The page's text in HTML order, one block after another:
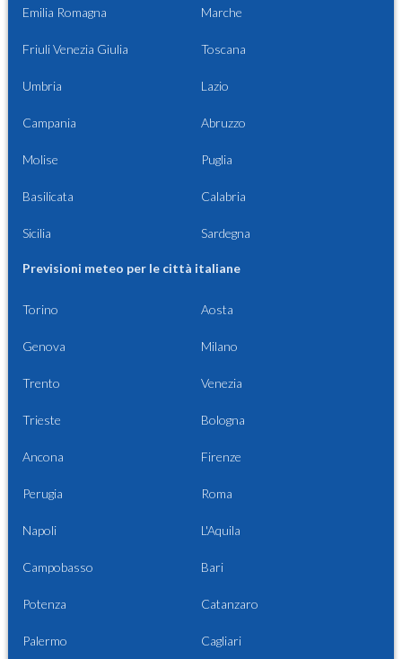
Emilia Romagna Marche
Friuli Venezia Giulia Toscana
Umbria Lazio
Campania Abruzzo
Molise Puglia
Basilicata Calabria
Sicilia Sardegna
Previsioni meteo per le città italiane
Torino Aosta
Genova Milano
Trento Venezia
Trieste Bologna
Ancona Firenze
Perugia Roma
Napoli L'Aquila
Campobasso Bari
Potenza Catanzaro
Palermo Cagliari